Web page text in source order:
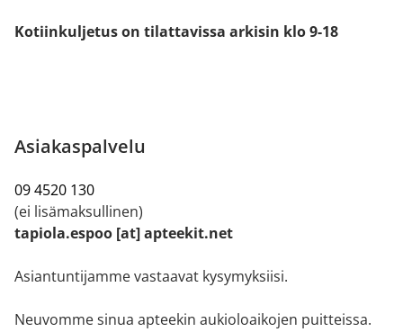
Kotiinkuljetus on tilattavissa arkisin klo 9-18
Asiakaspalvelu
09 4520 130
(ei lisämaksullinen)
tapiola.espoo [at] apteekit.net
Asiantuntijamme vastaavat kysymyksiisi.
Neuvomme sinua apteekin aukioloaikojen puitteissa.